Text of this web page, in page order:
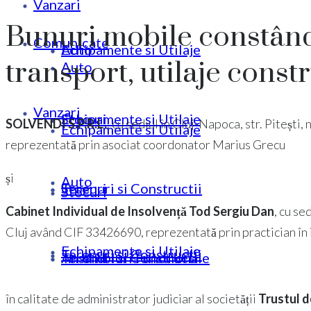
Echipamente si Utilaje
Stocuri
Terenuri si Constructii
Ansambluri Functionale
Auto
Echipamente si Utilaje
Stocuri
Terenuri si Constructii
Vanzari
Auto
Echipamente si Utilaje
Stocuri
Terenuri si Constructii
Comunicate
Vanzari
Auto
Echipamente si Utilaje
Bunuri mobile
transport, utilaje
SOLVENDI S.P.R.L., cu sediul în Cluj-Napoca, str. Pitești,
reprezentată prin asociat coordonator Marius Grecu
și
Cabinet Individual de Insolvență Tod Sergiu Dan, cu
Cluj având CIF 33426690, reprezentată prin practician în
în calitate de administrator judiciar al societății Trustul